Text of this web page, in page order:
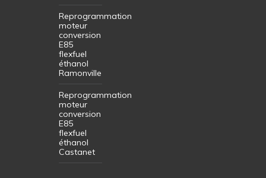
Reprogrammation
moteur
conversion
E85
flexfuel
éthanol
Ramonville
Reprogrammation
moteur
conversion
E85
flexfuel
éthanol
Castanet